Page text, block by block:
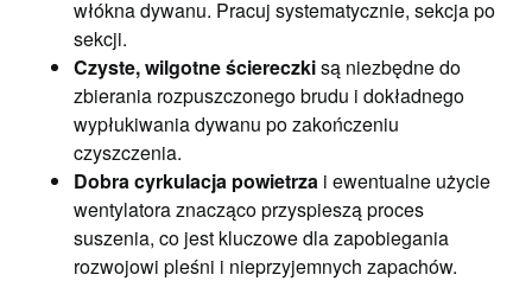
włókna dywanu. Pracuj systematycznie, sekcja po
sekcji.
Czyste, wilgotne ściereczkisą niezbędne do
zbierania rozpuszczonego brudu i dokładnego
wypłukiwania dywanu po zakończeniu
czyszczenia.
Dobra cyrkulacja powietrza i ewentualne użycie
wentylatora znacząco przyspieszą proces
suszenia, co jest kluczowe dla zapobiegania
rozwojowi pleśni i nieprzyjemnych zapachów.